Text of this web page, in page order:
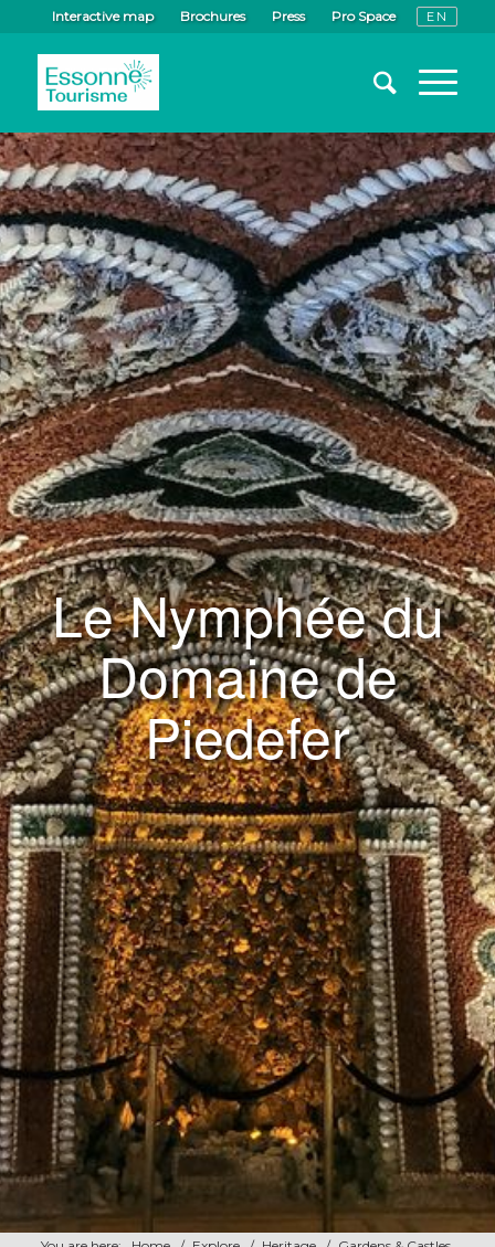
Interactive map Brochures Press Pro Space
Le Nymphée du
Domaine de
Piedefer